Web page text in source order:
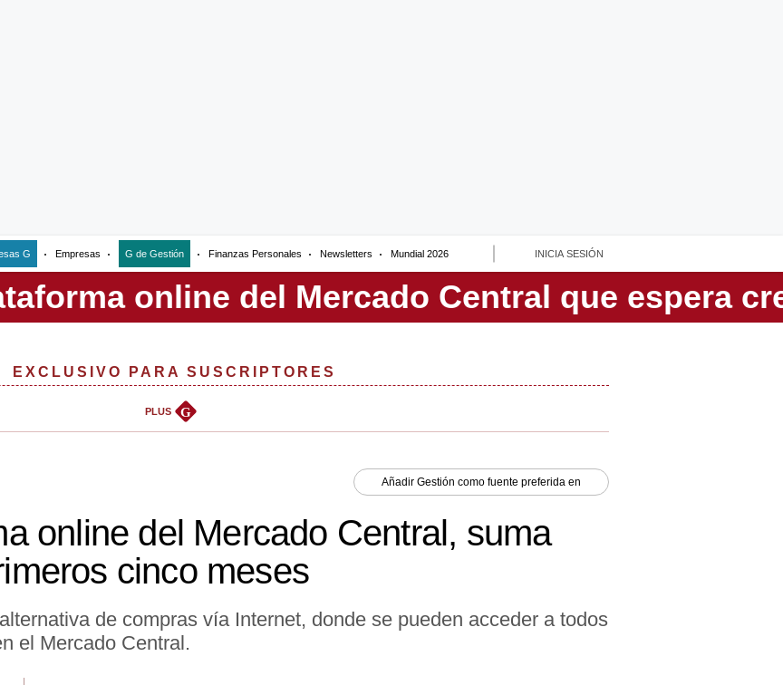
G Empresas G de Gestión Finanzas Personales Newsletters Mundial 2026 INICIA SESIÓN
EXCLUSIVO PARA SUSCRIPTORES
PLUS G
Añadir Gestión como fuente preferida en
online del Mercado Central, suma
cinco meses
de compras vía Internet, donde se pueden acceder a todos
el Mercado Central.